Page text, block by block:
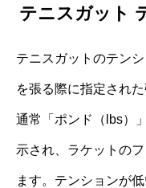
テニスガット
テニスガットのテン
を張る際に指定され
通常「ポンド（lbs）
示され、ラケットの
ます。テンションが